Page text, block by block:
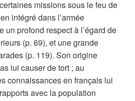
missions sous le feu de
intégré dans l’armée
un profond respect à l’égard de
(p. 69), et une grande
(p. 119). Son origine
lui causer de tort ; au
connaissances en français lui
avec la population